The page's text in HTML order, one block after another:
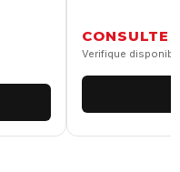
CONSULTE
Verifique